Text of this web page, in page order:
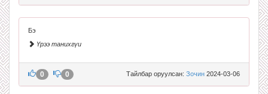
Бэ
Үрээ танихгүи
Тайлбар оруулсан: Зочин 2024-03-06
0 0